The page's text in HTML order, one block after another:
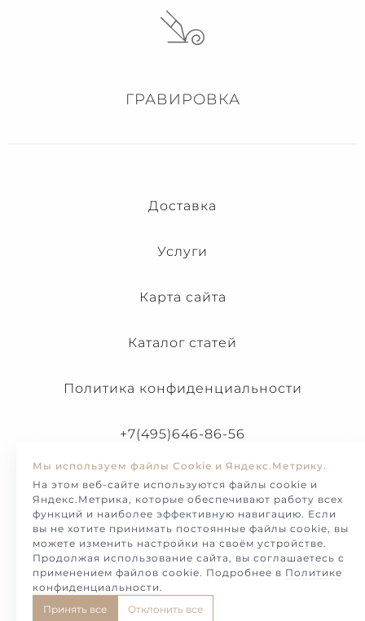
ГРАВИРОВКА
Доставка
Услуги
Карта сайта
Каталог статей
Политика конфиденциальности
+7(495)646-86-56
Мы используем файлы Cookie и Яндекс.Метрику.
На этом веб-сайте используются файлы cookie и
Яндекс.Метрика, которые обеспечивают работу всех
функций и наиболее эффективную навигацию. Если
вы не хотите принимать постоянные файлы cookie, вы
можете изменить настройки на своём устройстве.
Продолжая использование сайта, вы соглашаетесь с
применением файлов cookie. Подробнее в Политике
конфиденциальности.
Принять все
Отклонить все